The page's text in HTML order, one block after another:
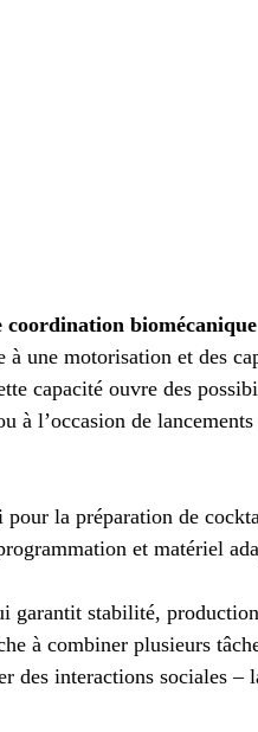
coordination
une motorisation et des
capacité ouvre des
à l’occasion de lancements
la préparation de
et matériel
garantit stabilité, production
à combiner plusieurs
des interactions sociales –